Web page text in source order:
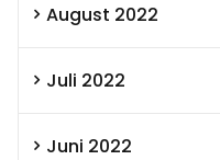
August 2022
Juli 2022
Juni 2022